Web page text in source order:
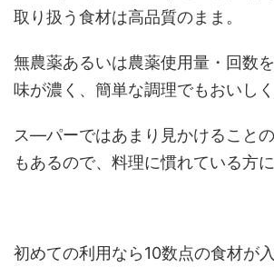
取り扱う食材は高品質のまま。
無農薬あるいは農薬使用量・回数
味が濃く、簡単な調理でもおいしく
ス―パーではあまり見かけること
もあるので、料理に慣れている方に
初めての利用なら10数点の食材が